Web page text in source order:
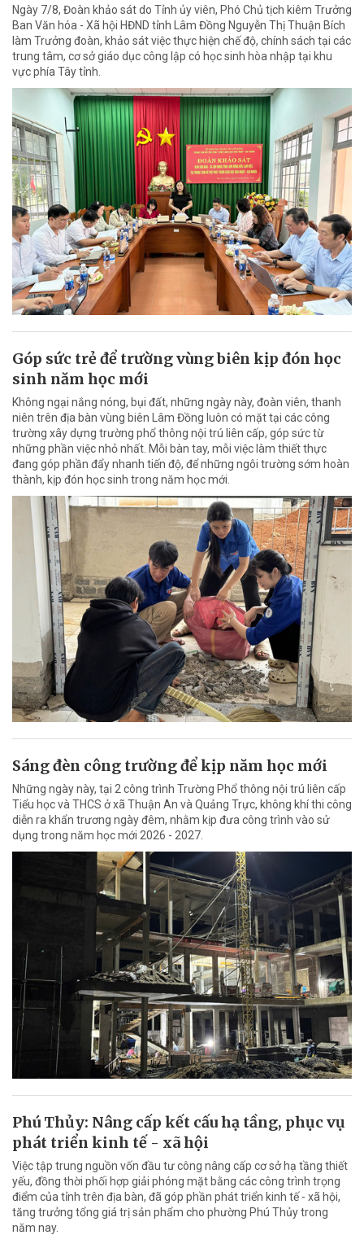
Ngày 7/8, Đoàn khảo sát do Tỉnh ủy viên, Phó Chủ tịch kiêm Trưởng
Ban Văn hóa - Xã hội HĐND tỉnh Lâm Đồng Nguyễn Thị Thuận Bích
làm Trưởng đoàn, khảo sát việc thực hiện chế độ, chính sách tại các
trung tâm, cơ sở giáo dục công lập có học sinh hòa nhập tại khu
vực phía Tây tỉnh.
Góp sức trẻ để trường vùng biên kịp đón học
sinh năm học mới
Không ngại nắng nóng, bụi đất, những ngày này, đoàn viên, thanh
niên trên địa bàn vùng biên Lâm Đồng luôn có mặt tại các công
trường xây dựng trường phổ thông nội trú liên cấp, góp sức từ
những phần việc nhỏ nhất. Mỗi bàn tay, mỗi việc làm thiết thực
đang góp phần đẩy nhanh tiến độ, để những ngôi trường sớm hoàn
thành, kịp đón học sinh trong năm học mới.
Sáng đèn công trường để kịp năm học mới
Những ngày này, tại 2 công trình Trường Phổ thông nội trú liên cấp
Tiểu học và THCS ở xã Thuận An và Quảng Trực, không khí thi công
diễn ra khẩn trương ngày đêm, nhằm kịp đưa công trình vào sử
dụng trong năm học mới 2026 - 2027.
Phú Thủy: Nâng cấp kết cấu hạ tầng, phục vụ
phát triển kinh tế - xã hội
Việc tập trung nguồn vốn đầu tư công nâng cấp cơ sở hạ tầng thiết
yếu, đồng thời phối hợp giải phóng mặt bằng các công trình trọng
điểm của tỉnh trên địa bàn, đã góp phần phát triển kinh tế - xã hội,
tăng trưởng tổng giá trị sản phẩm cho phường Phú Thủy trong
năm nay.